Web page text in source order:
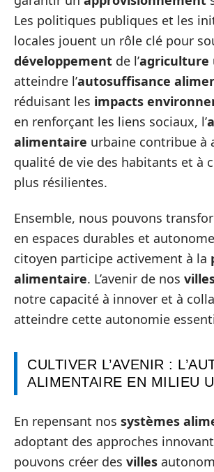
Les politiques publiques et les
locales jouent un rôle clé pour
développement de l’agriculture
atteindre l’autosuffisance
réduisant les impacts
en renforçant les liens sociaux, l’
alimentaire urbaine contribue à
qualité de vie des habitants et à
plus résilientes.
Ensemble, nous pouvons
en espaces durables et
citoyen participe activement à la
alimentaire. L’avenir de nos
notre capacité à innover et à
atteindre cette autonomie
CULTIVER L’AVENIR :
ALIMENTAIRE EN MILIEU
En repensant nos systèmes
adoptant des approches
pouvons créer des villes